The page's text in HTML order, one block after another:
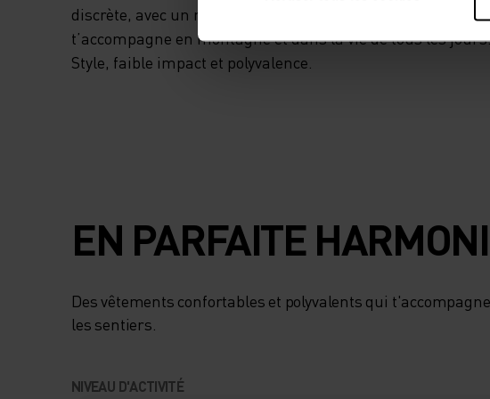
discrète, avec un motif arbre. Un modèle au naturel qui
t’accompagne en montagne et dans la vie de tous les
Style, faible impact et polyvalence.
EN PARFAITE
Des vêtements confortables et polyvalents qui
les sentiers.
NIVEAU D'ACTIVITÉ